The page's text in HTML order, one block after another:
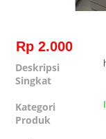
Deskripsi
Singkat
Kategori
Produk
Rp 2.000